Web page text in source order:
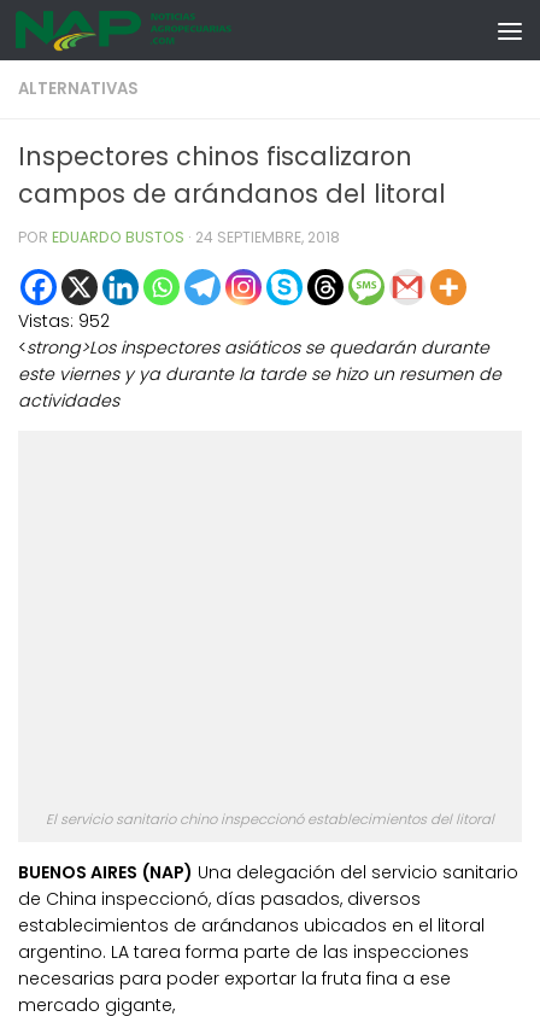
Skip to content
ALTERNATIVAS
Inspectores chinos fiscalizaron
campos de arándanos del litoral
POR EDUARDO BUSTOS · 24 SEPTIEMBRE, 2018
Vistas: 952
<strong>Los inspectores asiáticos se quedarán durante
este viernes y ya durante la tarde se hizo un resumen de
actividades
El servicio sanitario chino inspeccionó establecimientos del litoral
BUENOS AIRES (NAP) Una delegación del servicio sanitario
de China inspeccionó, días pasados, diversos
establecimientos de arándanos ubicados en el litoral
argentino. LA tarea forma parte de las inspecciones
necesarias para poder exportar la fruta fina a ese
mercado gigante,